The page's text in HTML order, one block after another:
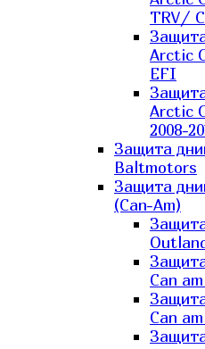
TRV/
Arctic
EFI
Arctic
2008-
Защита
Baltmotors
Защита
(Can-Am)
Can
Can